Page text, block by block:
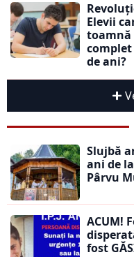
Elevii
toamnă
complet
de ani?
Slujbă
ani de
Pârvu
ACUM!
fost